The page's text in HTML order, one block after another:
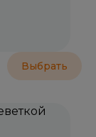
Выбрать